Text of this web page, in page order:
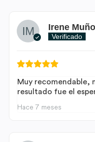
Irene
Verificado
Muy recomendable,
resultado fue el
Hace 7 meses